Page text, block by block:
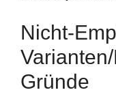
Nicht-
Gründe